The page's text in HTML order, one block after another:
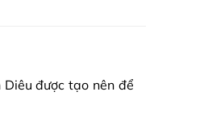
được tạo nên để